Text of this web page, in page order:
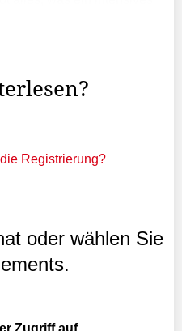
Registrierung?
oder wählen Sie
Zugriff auf